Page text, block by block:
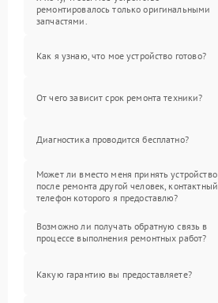
ремонтировалось только оригинальными
запчастями.
Как я узнаю, что мое устройство готово?
От чего зависит срок ремонта техники?
Диагностика проводится бесплатно?
Может ли вместо меня принять устройство
после ремонта другой человек, контактный
телефон которого я предоставлю?
Возможно ли получать обратную связь в
процессе выполнения ремонтных работ?
Какую гарантию вы предоставляете?